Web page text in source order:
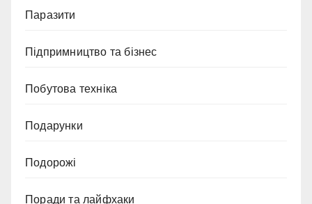
Паразити
Підпримництво та бізнес
Побутова техніка
Подарунки
Подорожі
Поради та лайфхаки